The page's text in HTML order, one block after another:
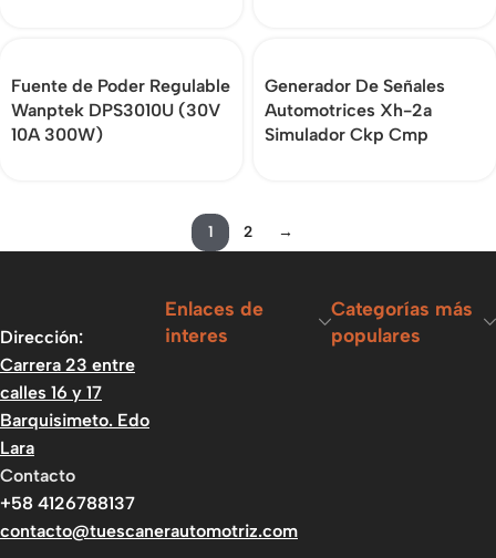
Fuente de Poder Regulable
Wanptek DPS3010U (30V
10A 300W)
Generador De Señales
Automotrices Xh-2a
Simulador Ckp Cmp
1 2 →
Dirección:
Carrera 23 entre
calles 16 y 17
Barquisimeto. Edo
Lara
Contacto
+58 4126788137
contacto@tuescanerautomotriz.com
Enlaces de
interes
Categorías más
populares